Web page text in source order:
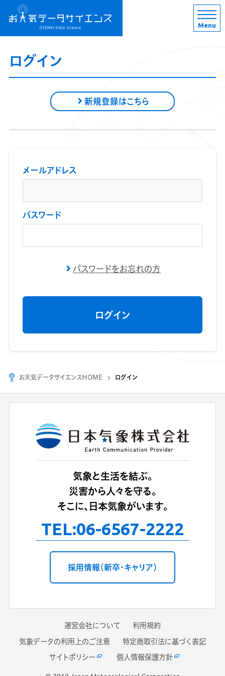
Menu
ログイン
新規登録はこちら
メールアドレス
パスワード
パスワードをお忘れの方
お天気データサイエンスHOME ログイン
気象と生活を結ぶ。
災害から人々を守る。
そこに、日本気象がいます。
TEL:06-6567-2222
採用情報（新卒・キャリア）
運営会社について
利用規約
気象データの利用上のご注意
特定商取引法に基づく表記
サイトポリシー
個人情報保護方針